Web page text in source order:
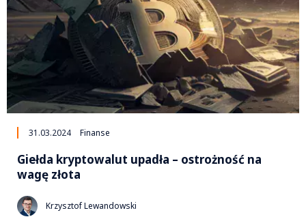
31.03.2024 Finanse
Giełda kryptowalut upadła – ostrożność na
wagę złota
Krzysztof Lewandowski